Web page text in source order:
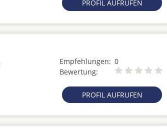
PROFIL AUFRUFEN
Empfehlungen: 0
Bewertung:
PROFIL AUFRUFEN